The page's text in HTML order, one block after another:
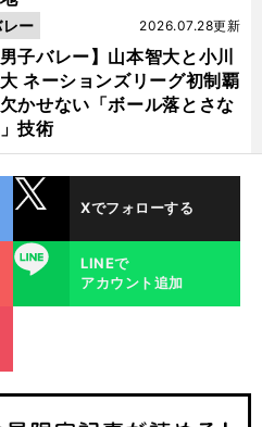
高
。
男子バレー】山本智大と小川
ネーションズリーグ初制覇
かせない「ボール落とさな
技術
2026.07.28更新
ー
Xでフォローする
LINEで
アカウント追加